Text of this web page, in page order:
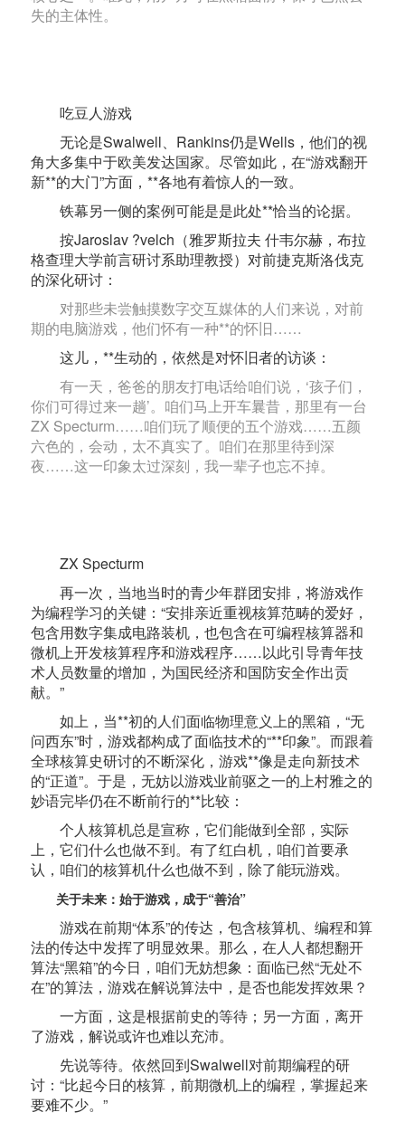
失的主体性。
吃豆人游戏
无论是Swalwell、Rankins仍是Wells，他们的视
角大多集中于欧美发达国家。尽管如此，在“游戏翻开
新**的大门”方面，**各地有着惊人的一致。
铁幕另一侧的案例可能是是此处**恰当的论据。
按Jaroslav ?velch（雅罗斯拉夫 什韦尔赫，布拉
格查理大学前言研讨系助理教授）对前捷克斯洛伐克
的深化研讨：
对那些未尝触摸数字交互媒体的人们来说，对前
期的电脑游戏，他们怀有一种**的怀旧……
这儿，**生动的，依然是对怀旧者的访谈：
有一天，爸爸的朋友打电话给咱们说，‘孩子们，
你们可得过来一趟’。咱们马上开车曩昔，那里有一台
ZX Specturm……咱们玩了顺便的五个游戏……五颜
六色的，会动，太不真实了。咱们在那里待到深
夜……这一印象太过深刻，我一辈子也忘不掉。
ZX Specturm
再一次，当地当时的青少年群团安排，将游戏作
为编程学习的关键：“安排亲近重视核算范畴的爱好，
包含用数字集成电路装机，也包含在可编程核算器和
微机上开发核算程序和游戏程序……以此引导青年技
术人员数量的增加，为国民经济和国防安全作出贡
献。”
如上，当**初的人们面临物理意义上的黑箱，“无
问西东”时，游戏都构成了面临技术的“**印象”。而跟着
全球核算史研讨的不断深化，游戏**像是走向新技术
的“正道”。于是，无妨以游戏业前驱之一的上村雅之的
妙语完毕仍在不断前行的**比较：
个人核算机总是宣称，它们能做到全部，实际
上，它们什么也做不到。有了红白机，咱们首要承
认，咱们的核算机什么也做不到，除了能玩游戏。
关于未来：始于游戏，成于“善治”
游戏在前期“体系”的传达，包含核算机、编程和算
法的传达中发挥了明显效果。那么，在人人都想翻开
算法“黑箱”的今日，咱们无妨想象：面临已然“无处不
在”的算法，游戏在解说算法中，是否也能发挥效果？
一方面，这是根据前史的等待；另一方面，离开
了游戏，解说或许也难以充沛。
先说等待。依然回到Swalwell对前期编程的研
讨：“比起今日的核算，前期微机上的编程，掌握起来
要难不少。”